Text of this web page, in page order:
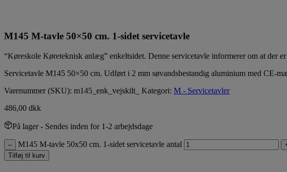
M145 M-tavle 50×50 cm. 1-sidet servicetavle
“Køreskole Køreteknisk anlæg” enkeltsidet. Denne servicetavle informerer om at
Servicetavle M145 50×50 cm. Udført i 2 mm søvandsbestandig aluminium med CE-
Varenummer (SKU): m145_enk_vejskilt_ Kategori: M - Servicetavler
486,00 dkk
På lager- Sendes inden for 1-2 arbejdsdage
– M145 M-tavle 50x50 cm. 1-sidet servicetavle antal
Tilføj til kurv